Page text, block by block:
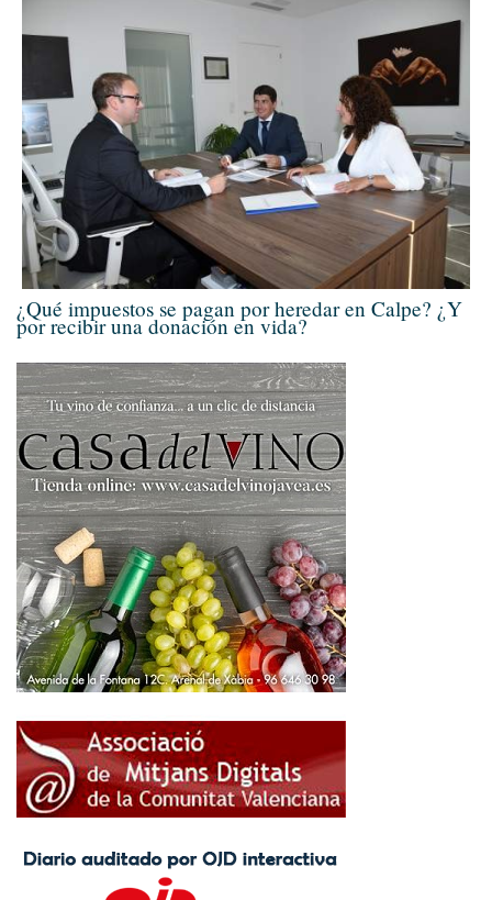
¿Qué impuestos se pagan por heredar en Calpe? ¿Y
por recibir una donación en vida?